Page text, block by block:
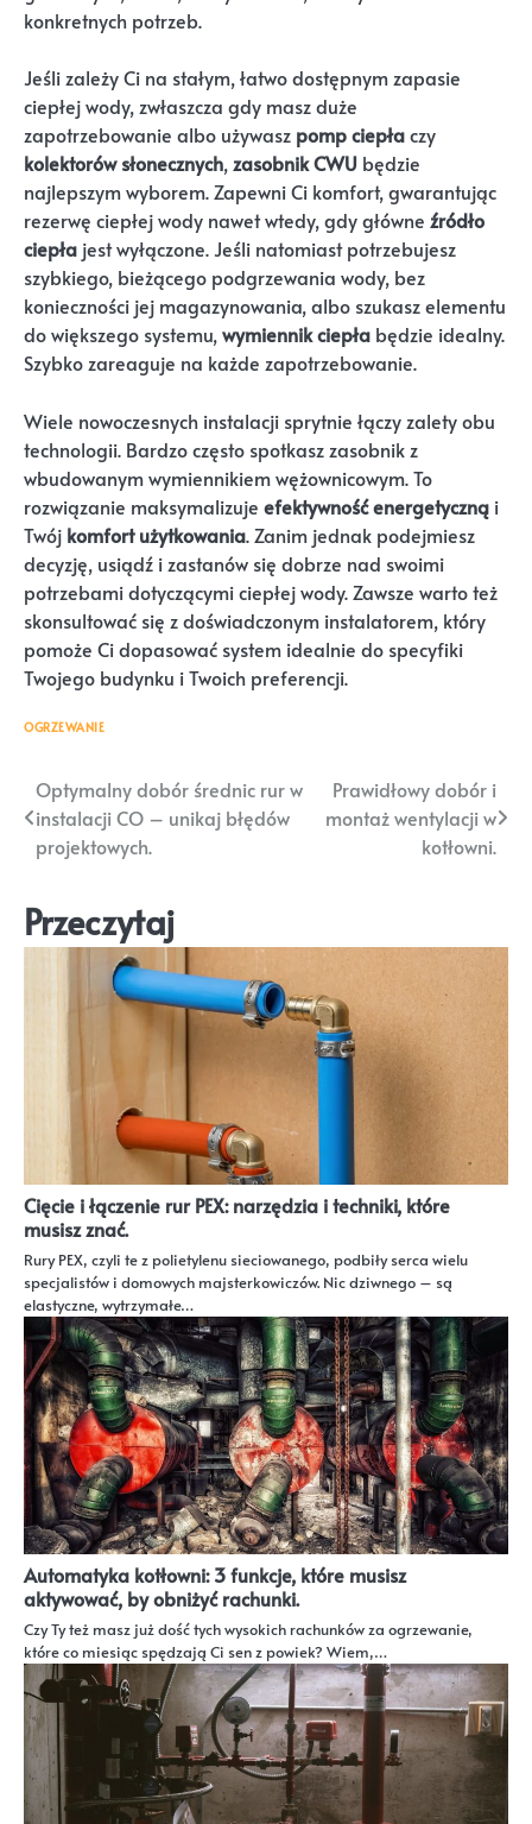
konkretnych potrzeb.
Jeśli zależy Ci na stałym, łatwo dostępnym zapasie
ciepłej wody, zwłaszcza gdy masz duże
zapotrzebowanie albo używasz pomp ciepłaczy
kolektorów słonecznych,zasobnik CWU będzie
najlepszym wyborem. Zapewni Ci komfort, gwarantując
rezerwę ciepłej wody nawet wtedy, gdy główne źródło
ciepła jest wyłączone. Jeśli natomiast potrzebujesz
szybkiego, bieżącego podgrzewania wody, bez
konieczności jej magazynowania, albo szukasz elementu
do większego systemu,wymiennik ciepła będzie idealny.
Szybko zareaguje na każde zapotrzebowanie.
Wiele nowoczesnych instalacji sprytnie łączy zalety obu
technologii. Bardzo często spotkasz zasobnik z
wbudowanym wymiennikiem wężownicowym. To
rozwiązanie maksymalizuje efektywność energetyczną i
Twój komfort użytkowania. Zanim jednak podejmiesz
decyzję, usiądź i zastanów się dobrze nad swoimi
potrzebami dotyczącymi ciepłej wody. Zawsze warto też
skonsultować się z doświadczonym instalatorem, który
pomoże Ci dopasować system idealnie do specyfiki
Twojego budynku i Twoich preferencji.
OGRZEWANIE
Nawigacja
wpisu
Optymalny dobór średnic rur w
instalacji CO – unikaj błędów
projektowych.
Prawidłowy dobór i
montaż wentylacji w
kotłowni.
Przeczytaj
Cięcie i łączenie rur PEX: narzędzia i techniki, które
musisz znać.
Rury PEX, czyli te z polietylenu sieciowanego, podbiły serca wielu
specjalistów i domowych majsterkowiczów. Nic dziwnego – są
elastyczne, wytrzymałe…
Automatyka kotłowni: 3 funkcje, które musisz
aktywować, by obniżyć rachunki.
Czy Ty też masz już dość tych wysokich rachunków za ogrzewanie,
które co miesiąc spędzają Ci sen z powiek? Wiem,…